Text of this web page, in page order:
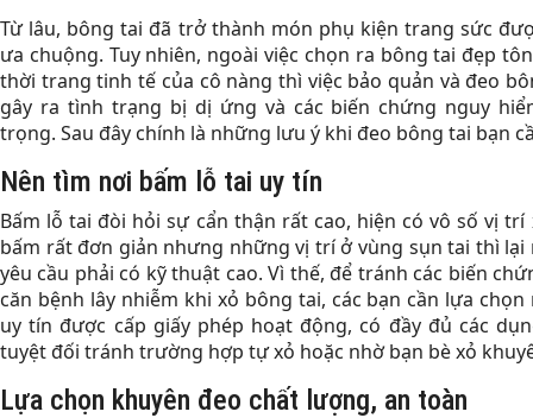
Từ lâu, bông tai đã trở thành món phụ kiện trang sức
ưa chuộng. Tuy nhiên, ngoài việc chọn ra bông tai đẹp
thời trang tinh tế của cô nàng thì việc bảo quản và đeo
gây ra tình trạng bị dị ứng và các biến chứng nguy
trọng. Sau đây chính là những lưu ý khi đeo bông tai bạn
Nên tìm nơi bấm lỗ tai uy tín
Bấm lỗ tai đòi hỏi sự cẩn thận rất cao, hiện có vô số vị
bấm rất đơn giản nhưng những vị trí ở vùng sụn tai thì
yêu cầu phải có kỹ thuật cao. Vì thế, để tránh các biến
căn bệnh lây nhiễm khi xỏ bông tai, các bạn cần lựa
uy tín được cấp giấy phép hoạt động, có đầy đủ các
tuyệt đối tránh trường hợp tự xỏ hoặc nhờ bạn bè xỏ
Lựa chọn khuyên đeo chất lượng, an toàn